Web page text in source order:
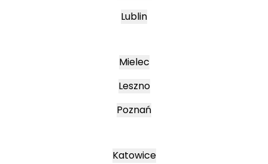
Lublin
Mielec
Leszno
Poznań
Katowice